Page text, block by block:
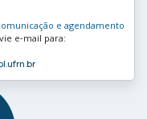
e agendamento
e‑mail para: